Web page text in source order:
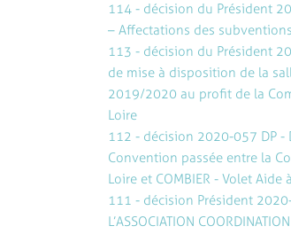
114 - décision du Président
– Affectations des subventions
113 - décision du Président
de mise à disposition de la
2019/2020 au profit de la
Loire
112 - décision 2020-057 DP
Convention passée entre la
Loire et COMBIER - Volet Aide
111 - décision Président 2020-
L’ASSOCIATION